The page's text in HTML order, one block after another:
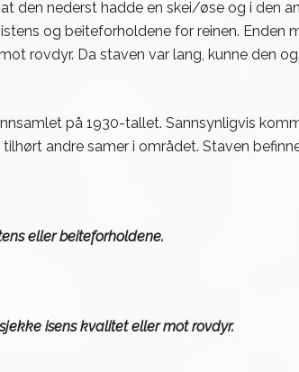
den nederst hadde en skei/øse og i den
og beiteforholdene for reinen. Enden
rovdyr. Da staven var lang, kunne den
på 1930-tallet. Sannsynligvis
andre samer i området. Staven
eller beiteforholdene.
isens kvalitet eller mot rovdyr.